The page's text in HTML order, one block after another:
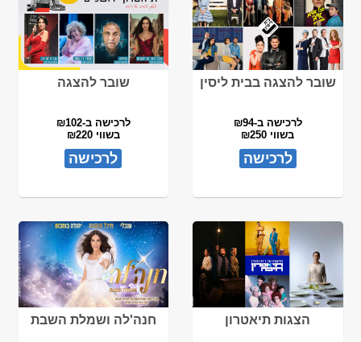
שובר להצגה בבית ליסין
לרכישה ב-₪94
בשווי ₪250
לרכישה
שובר להצגה
לרכישה ב-₪102
בשווי ₪220
לרכישה
הצגות תיאטרון חנה'לה ושמלת השבת